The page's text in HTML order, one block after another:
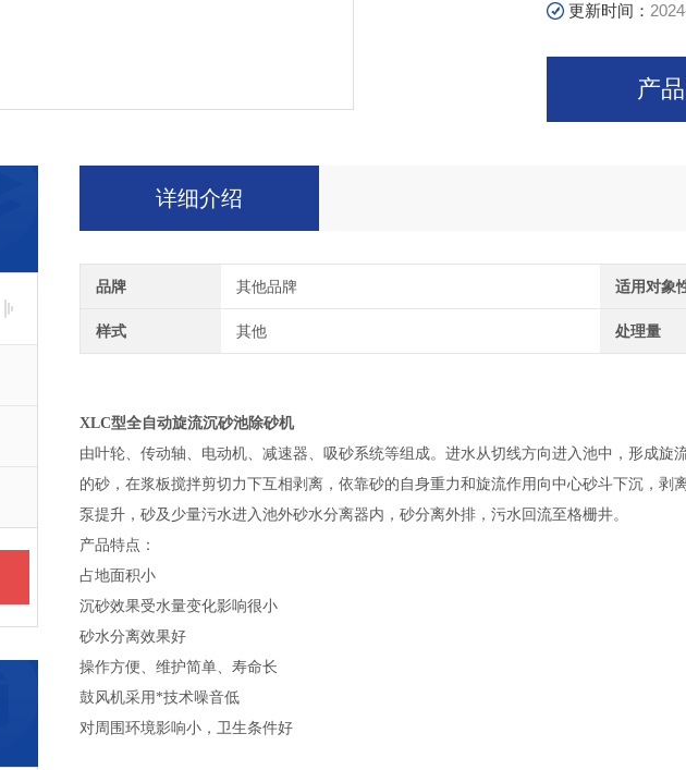
凝土结构。
更新时间：
产
详细介绍
品牌 其他品牌 适用对象
样式 其他 处理量
XLC型全自动旋流沉砂池除砂机
由叶轮、传动轴、电动机、减速器、吸砂系统等组成。进水从切线方向进入池中，形成
的砂，在浆板搅拌剪切力下互相剥离，依靠砂的自身重力和旋流作用向中心砂斗下沉，
泵提升，砂及少量污水进入池外砂水分离器内，砂分离外排，污水回流至格栅井。
产品特点：
占地面积小
沉砂效果受水量变化影响很小
砂水分离效果好
操作方便、维护简单、寿命长
鼓风机采用*技术噪音低
对周围环境影响小，卫生条件好